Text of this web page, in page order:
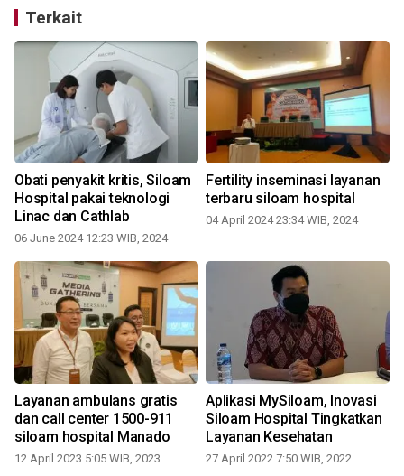
Terkait
Obati penyakit kritis, Siloam
Hospital pakai teknologi
Linac dan Cathlab
06 June 2024 12:23 WIB, 2024
Fertility inseminasi layanan
terbaru siloam hospital
04 April 2024 23:34 WIB, 2024
Layanan ambulans gratis
dan call center 1500-911
siloam hospital Manado
12 April 2023 5:05 WIB, 2023
Aplikasi MySiloam, Inovasi
Siloam Hospital Tingkatkan
Layanan Kesehatan
27 April 2022 7:50 WIB, 2022